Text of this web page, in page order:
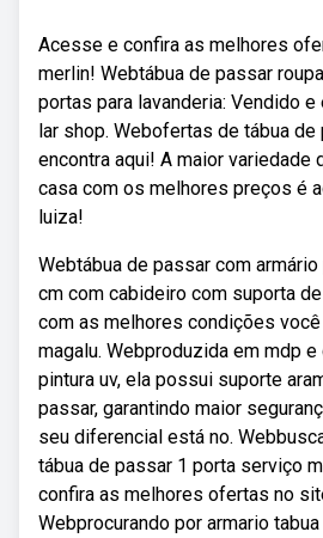
Acesse e confira as melhores
merlin! Webtábua de passar
portas para lavanderia: Vendido
lar shop. Webofertas de tábua
encontra aqui! A maior variedade
casa com os melhores preços é
luiza!
Webtábua de passar com
cm com cabideiro com suporta
com as melhores condições
magalu. Webproduzida em mdp
pintura uv, ela possui suporte
passar, garantindo maior
seu diferencial está no.
tábua de passar 1 porta serviço
confira as melhores ofertas no
Webprocurando por armario